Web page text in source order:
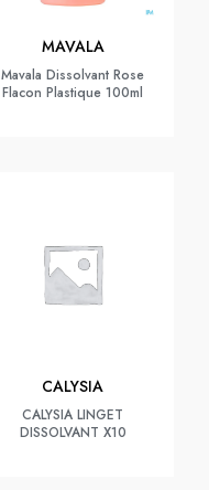
MAVALA
Mavala Dissolvant Rose
Flacon Plastique 100ml
CALYSIA
CALYSIA LINGET
DISSOLVANT X10